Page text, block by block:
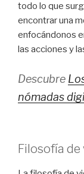
todo lo que
encontrar una
enfocándonos
las acciones y
Descubre
nómadas
Filosofía de